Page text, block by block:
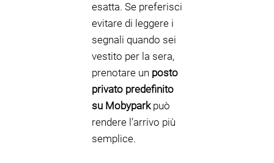
esatta. Se preferisci
evitare di leggere i
segnali quando sei
vestito per la sera,
prenotare un posto
privato predefinito
su Mobyparkpuò
rendere l’arrivo più
semplice.